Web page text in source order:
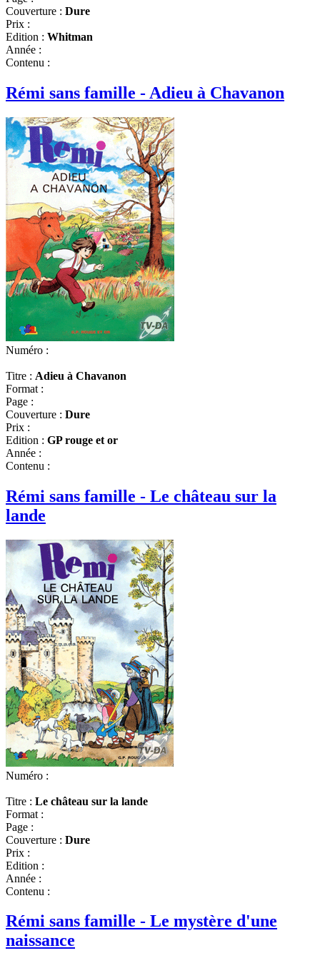
Couverture : Dure
Prix :
Edition : Whitman
Année :
Contenu :
Rémi sans famille - Adieu à Chavanon
Numéro :
Titre : Adieu à Chavanon
Format :
Page :
Couverture : Dure
Prix :
Edition : GP rouge et or
Année :
Contenu :
Rémi sans famille - Le château sur la
lande
Numéro :
Titre : Le château sur la lande
Format :
Page :
Couverture : Dure
Prix :
Edition :
Année :
Contenu :
Rémi sans famille - Le mystère d'une
naissance